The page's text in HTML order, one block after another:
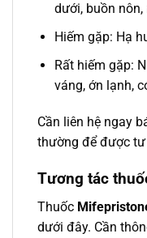
dưới, buồn nôn,
Hiếm gặp: Hạ
Rất hiếm gặp:
váng, ớn lạnh,
Cần liên hệ ngay
thường để được
Tương tác
Thuốc
dưới đây. Cần